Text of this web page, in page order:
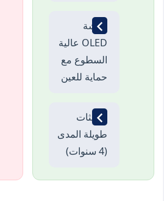
شاشة
OLED عالية
السطوع مع
حماية للعين
تحديثات
طويلة المدى
(4 سنوات)